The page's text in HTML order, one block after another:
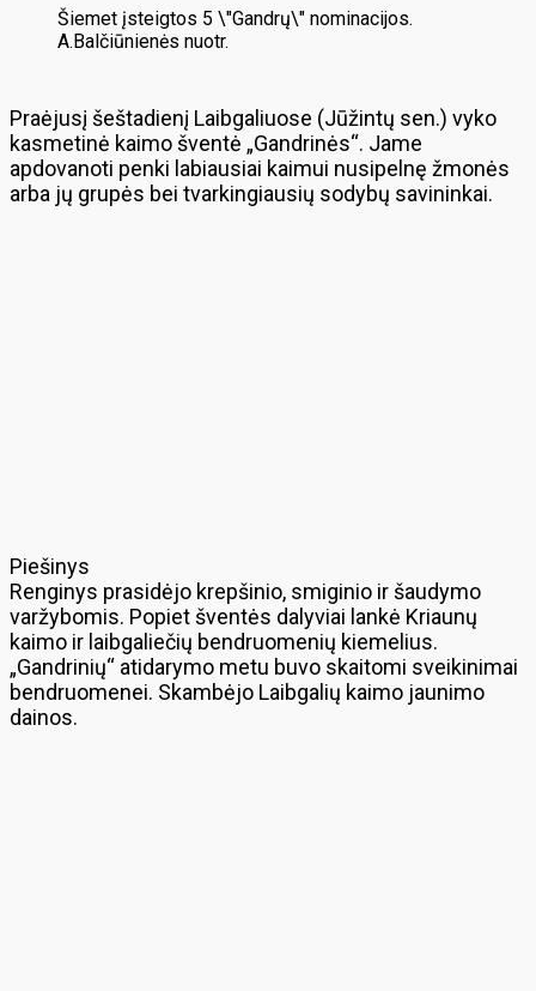
Šiemet įsteigtos 5 \"Gandrų\" nominacijos.
A.Balčiūnienės nuotr.
Praėjusį šeštadienį Laibgaliuose (Jūžintų sen.) vyko
kasmetinė kaimo šventė „Gandrinės“. Jame
apdovanoti penki labiausiai kaimui nusipelnę žmonės
arba jų grupės bei tvarkingiausių sodybų savininkai.
Piešinys
Renginys prasidėjo krepšinio, smiginio ir šaudymo
varžybomis. Popiet šventės dalyviai lankė Kriaunų
kaimo ir laibgaliečių bendruomenių kiemelius.
„Gandrinių“ atidarymo metu buvo skaitomi sveikinimai
bendruomenei. Skambėjo Laibgalių kaimo jaunimo
dainos.